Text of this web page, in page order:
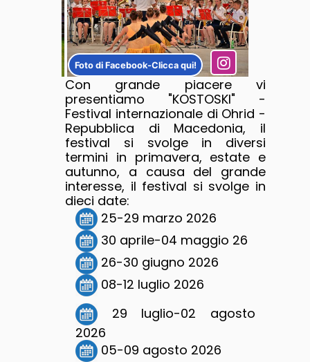
Foto di Facebook-Clicca qui!
Con grande piacere vi
presentiamo "KOSTOSKI" -
Festival internazionale di Ohrid -
Repubblica di Macedonia, il
festival si svolge in diversi
termini in primavera, estate e
autunno, a causa del grande
interesse, il festival si svolge in
dieci date:
25-29 marzo 2026
30 aprile-04 maggio 26
26-30 giugno 2026
08-12 luglio 2026
29 luglio-02 agosto
2026
05-09 agosto 2026